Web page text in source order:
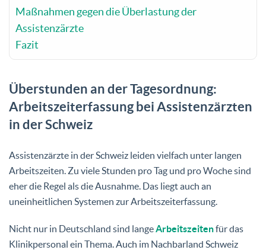
Maßnahmen gegen die Überlastung der
Assistenzärzte
Fazit
Überstunden an der Tagesordnung:
Arbeitszeiterfassung bei Assistenzärzten
in der Schweiz
Assistenzärzte in der Schweiz leiden vielfach unter langen
Arbeitszeiten. Zu viele Stunden pro Tag und pro Woche sind
eher die Regel als die Ausnahme. Das liegt auch an
uneinheitlichen Systemen zur Arbeitszeiterfassung.
Nicht nur in Deutschland sind langeArbeitszeitenfür das
Klinikpersonal ein Thema. Auch im Nachbarland Schweiz